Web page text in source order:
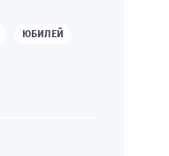
ЮБИЛЕЙ